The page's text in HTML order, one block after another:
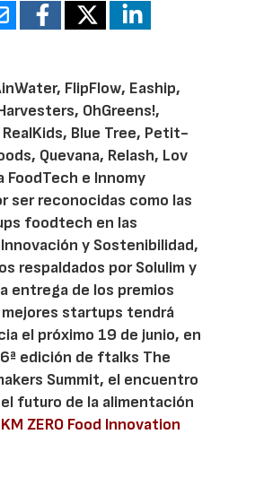
FlipFlow, Eaship,
OhGreens!,
Blue Tree, Petit-
Quevana, Relash, Lov
FoodTech e Innomy
ser reconocidas como las
foodtech en las
y Sostenibilidad,
respaldados por Solulim y
entrega de los premios
mejores startups tendrá
el próximo 19 de junio, en
edición de ftalks The
Summit, el encuentro
futuro de la alimentación
KM ZERO Food Innovation